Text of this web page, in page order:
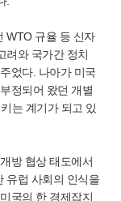
WTO 규율 등 신자
려와 국가간 정치
었다. 나아가 미국
정되어 왔던 개별
는 계기가 되고 있
방 협상 태도에서
유럽 사회의 인식을
국의 한 경제잡지